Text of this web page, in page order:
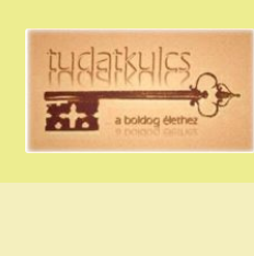
Ugrás
navigációhoz
Kilépés
tartalomba
HÚZZ EGY KÁRTYÁT!